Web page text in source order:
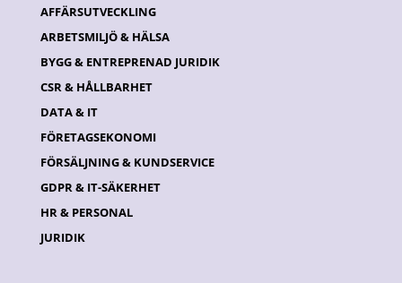
AFFÄRSUTVECKLING
ARBETSMILJÖ & HÄLSA
BYGG & ENTREPRENAD JURIDIK
CSR & HÅLLBARHET
DATA & IT
FÖRETAGSEKONOMI
FÖRSÄLJNING & KUNDSERVICE
GDPR & IT-SÄKERHET
HR & PERSONAL
JURIDIK